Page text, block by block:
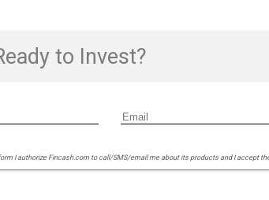
to Invest?
I authorize Fincash.com to call/SMS/email me about its products and I accept